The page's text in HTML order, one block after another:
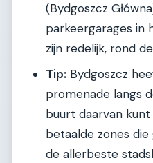
(Bydgoszcz
parkeergarages in
zijn redelijk, rond
Tip: Bydgoszcz
promenade langs
buurt daarvan
betaalde zones
de allerbeste